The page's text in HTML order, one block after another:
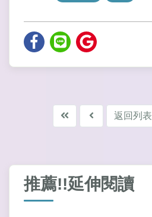
返回列表
推薦!!延伸閱讀